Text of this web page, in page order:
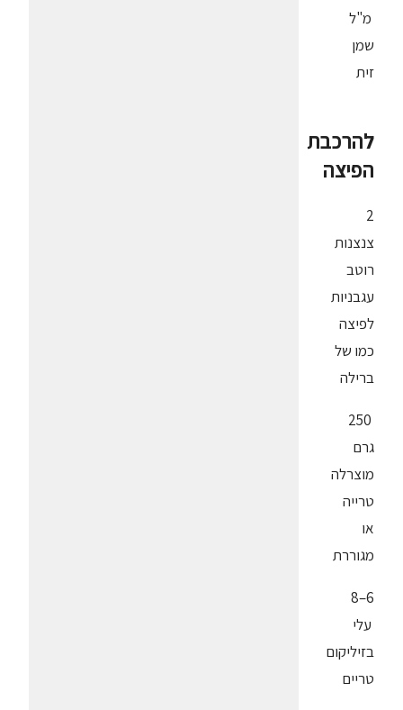
מ"ל
שמן
זית
להרכבת
הפיצה
2
צנצנות
רוטב
עגבניות
לפיצה
כמו של
ברילה
250
גרם
מוצרלה
טרייה
או
מגוררת
6–8
עלי
בזיליקום
טריים